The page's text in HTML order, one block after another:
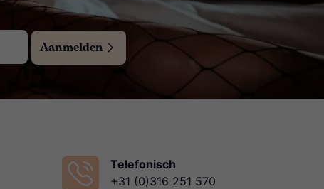
Aanmelden
Telefonisch
+31 (0)316 251 570